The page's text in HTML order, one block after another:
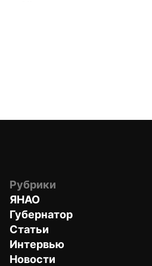
Рубрики
ЯНАО
Губернатор
Статьи
Интервью
Новости